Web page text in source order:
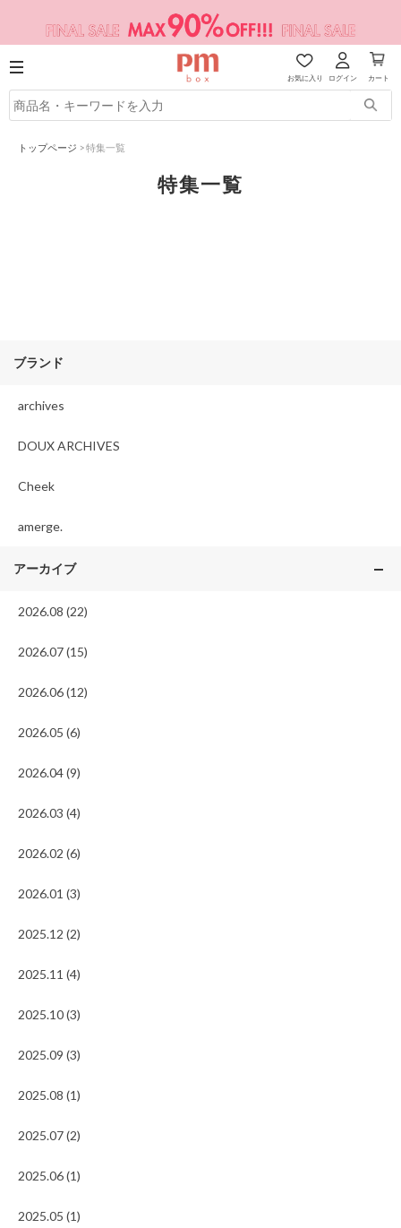
お気に入り ログイン カート
トップページ >特集一覧
特集一覧
ブランド
archives
DOUX ARCHIVES
Cheek
amerge.
アーカイブ
2026.08 (22)
2026.07 (15)
2026.06 (12)
2026.05 (6)
2026.04 (9)
2026.03 (4)
2026.02 (6)
2026.01 (3)
2025.12 (2)
2025.11 (4)
2025.10 (3)
2025.09 (3)
2025.08 (1)
2025.07 (2)
2025.06 (1)
2025.05 (1)